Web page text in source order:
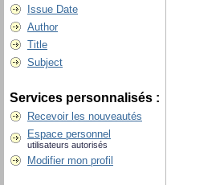
Issue Date
Author
Title
Subject
Services personnalisés :
Recevoir les nouveautés
Espace personnel
utilisateurs autorisés
Modifier mon profil